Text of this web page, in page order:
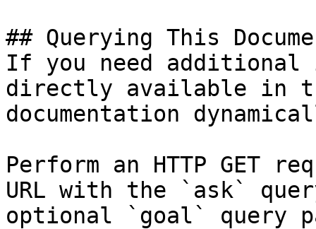
## Querying This
If you need
directly available in
documentation
Perform an HTTP GET
URL with the `ask`
optional `goal` query